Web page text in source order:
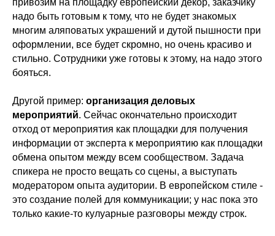
надо быть готовым к тому, что не будет знакомых
многим аляповатых украшений и дутой пышности при
оформлении, все будет скромно, но очень красиво и
стильно. Сотрудники уже готовы к этому, на надо этого
бояться.
Другой пример: организация деловых
мероприятий. Сейчас окончательно происходит
отход от мероприятия как площадки для получения
информации от эксперта к мероприятию как площадки
обмена опытом между всем сообществом. Задача
спикера не просто вещать со сцены, а выступать
модератором опыта аудитории. В европейском стиле -
это создание полей для коммуникации; у нас пока это
только какие-то кулуарные разговоры между строк.